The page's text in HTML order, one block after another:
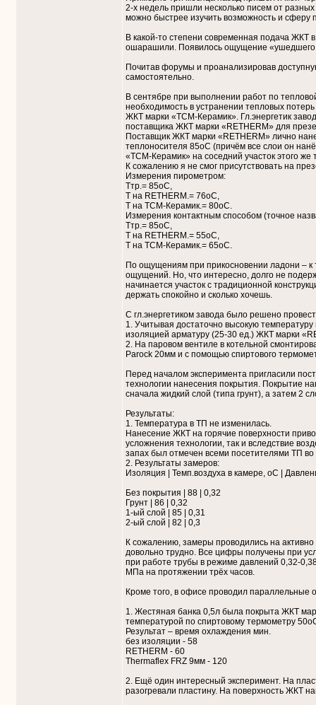
2-х недель пришли несколько писем от
можно быстрее изучить возможность и сферу
В какой-то степени современная подача
ошарашили. Появилось ощущение «ушедшего
Почитав форумы и проанализировав
самостоятельно.
В сентябре при выполнении работ по
необходимость в устранении тепловых
ЖКТ марки «ТСМ-Керамик». Гл.энергетик
поставщика ЖКТ марки «RETHERM» для
Поставщик ЖКТ марки «RETHERM» лично
теплоносителя 85оС (причём все слои он
«ТСМ-Керамик» на соседний участок этого же
К сожалению я не смог присутствовать на
Измерения пирометром:
Ттр.= 85оС,
Т на RETHERM.= 76оС,
Т на ТСМ-Керамик.= 80оС.
Измерения контактным способом (точное
Ттр.= 85оС,
Т на RETHERM.= 55оС,
Т на ТСМ-Керамик.= 65оС.
По ощущениям при прикосновении ладони –
ощущений. Но, что интересно, долго не
начинается участок с традиционной
держать спокойно и сколько хочешь.
С гл.энергетиком завода было решено
1. Учитывая достаточно высокую
изоляцией арматуру (25-30 ед.) ЖКТ марки
2. На паровом вентиле в котельной
Parock 20мм и с помощью спиртового
Перед началом эксперимента пригласили
технологии нанесения покрытия. Покрытие
сначала жидкий слой (типа грунт), а затем 2
Результаты:
1. Температура в ТП не изменилась.
Нанесение ЖКТ на горячие поверхности
усложнения технологии, так и вследствие
запах был отмечен всеми посетителями ТП
2. Результаты замеров:
Изоляция | Темп.воздуха в камере, оС |
Без покрытия | 88 | 0,32
Грунт | 86 | 0,32
1-ый слой | 85 | 0,31
2-ый слой | 82 | 0,3
К сожалению, замеры проводились на
довольно трудно. Все цифры получены при
при работе трубы в режиме давлений 0,32-
МПа на протяжении трёх часов.
Кроме того, в офисе проводил параллельные
1. Жестяная банка 0,5л была покрыта ЖКТ
температурой по спиртовому термометру
Результат – время охлаждения мин.
без изоляции - 58
RETHERM - 60
Thermaflex FRZ 9мм - 120
2. Ещё один интересный эксперимент. На
разогревали пластину. На поверхность ЖКТ